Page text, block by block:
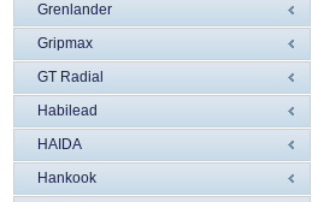
Grenlander
Gripmax
GT Radial
Habilead
HAIDA
Hankook